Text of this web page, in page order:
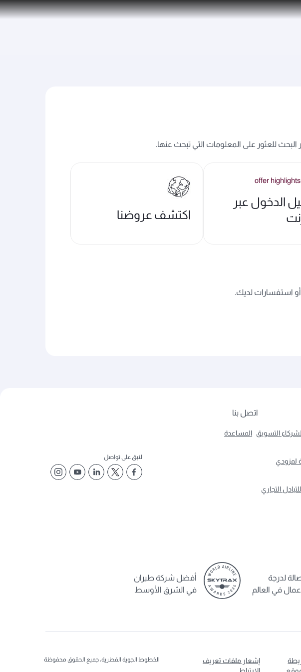
للعثور على المعلومات التي تبحث عنها.
الدخول عبر
اكتشف عروضنا
استفسارات لديك.
اتصل بنا
التسويق
لمزودي
التجاري
المساعدة
لنبق على تواصل
لدرجة
في العالم
أفضل شركة طيران
في الشرق الأوسط
إشعار ملفات تعريف
الخطوط الجوية القطرية، جميع الحقوق محفوظة